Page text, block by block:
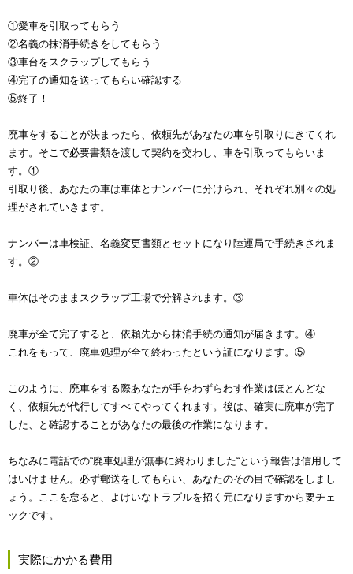
①愛車を引取ってもらう
②名義の抹消手続きをしてもらう
③車台をスクラップしてもらう
④完了の通知を送ってもらい確認する
⑤終了！
廃車をすることが決まったら、依頼先があなたの車を引取りにきてくれ
ます。そこで必要書類を渡して契約を交わし、車を引取ってもらいま
す。①
引取り後、あなたの車は車体とナンバーに分けられ、それぞれ別々の処
理がされていきます。
ナンバーは車検証、名義変更書類とセットになり陸運局で手続きされま
す。②
車体はそのままスクラップ工場で分解されます。③
廃車が全て完了すると、依頼先から抹消手続の通知が届きます。④
これをもって、廃車処理が全て終わったという証になります。⑤
このように、廃車をする際あなたが手をわずらわす作業はほとんどな
く、依頼先が代行してすべてやってくれます。後は、確実に廃車が完了
した、と確認することがあなたの最後の作業になります。
ちなみに電話での“廃車処理が無事に終わりました“という報告は信用して
はいけません。必ず郵送をしてもらい、あなたのその目で確認をしまし
ょう。ここを怠ると、よけいなトラブルを招く元になりますから要チェ
ックです。
実際にかかる費用